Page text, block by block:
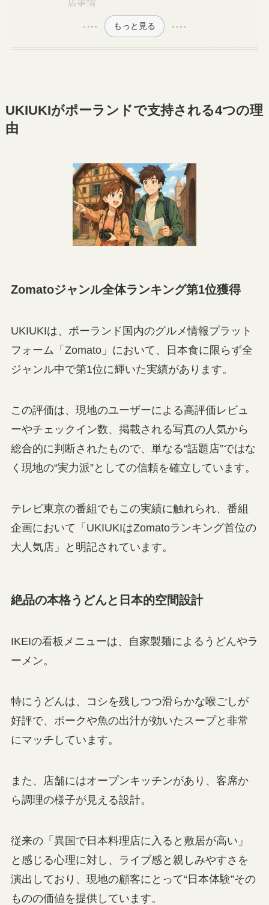
もっと見る
UKIUKIがポーランドで支持される4つの理
由
Zomatoジャンル全体ランキング第1位獲得
UKIUKIは、ポーランド国内のグルメ情報プラット
フォーム「Zomato」において、日本食に限らず全
ジャンル中で第1位に輝いた実績があります。
この評価は、現地のユーザーによる高評価レビュ
ーやチェックイン数、掲載される写真の人気から
総合的に判断されたもので、単なる“話題店”ではな
く現地の“実力派”としての信頼を確立しています。
テレビ東京の番組でもこの実績に触れられ、番組
企画において「UKIUKIはZomatoランキング首位の
大人気店」と明記されています。
絶品の本格うどんと日本的空間設計
IKEIの看板メニューは、自家製麺によるうどんやラ
ーメン。
特にうどんは、コシを残しつつ滑らかな喉ごしが
好評で、ポークや魚の出汁が効いたスープと非常
にマッチしています。
また、店舗にはオープンキッチンがあり、客席か
ら調理の様子が見える設計。
従来の「異国で日本料理店に入ると敷居が高い」
と感じる心理に対し、ライブ感と親しみやすさを
演出しており、現地の顧客にとって“日本体験”その
ものの価値を提供しています。